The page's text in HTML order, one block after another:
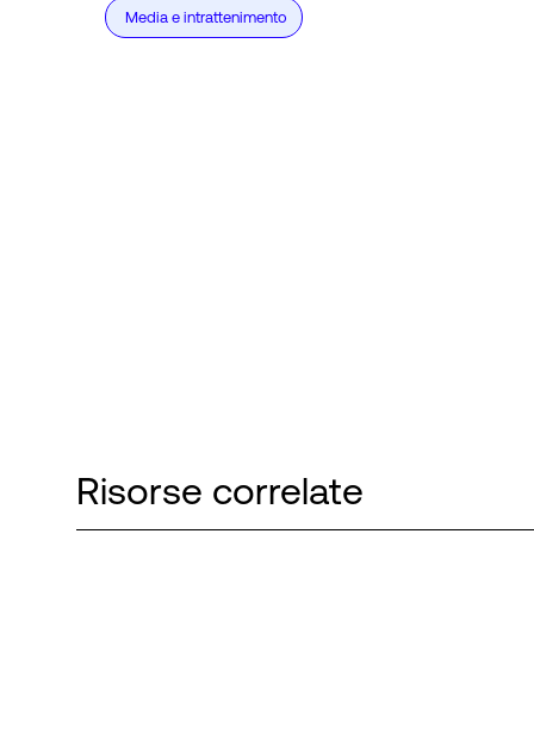
Media e intrattenimento
Risorse correlate